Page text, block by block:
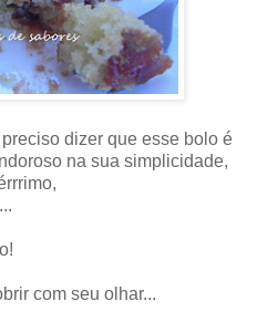
dizer que esse bolo é
na sua simplicidade,
com seu olhar...